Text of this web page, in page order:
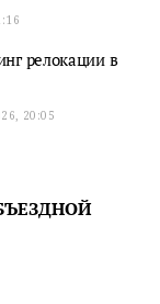
релокации в
20:05